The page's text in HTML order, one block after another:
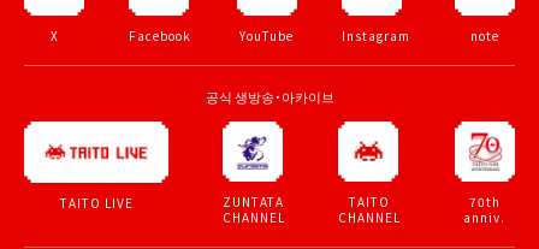
X Facebook YouTube Instagram note
공식 생방송・아카이브
TAITO LIVE
ZUNTATA
CHANNEL
TAITO
CHANNEL
70th
anniv.